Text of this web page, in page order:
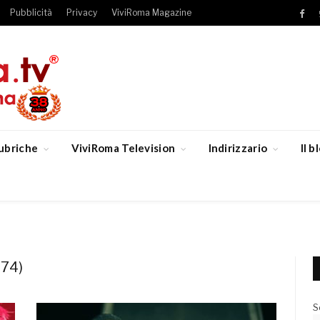
Pubblicità Privacy ViviRoma Magazine
ViviRoma Television Indirizzario Il